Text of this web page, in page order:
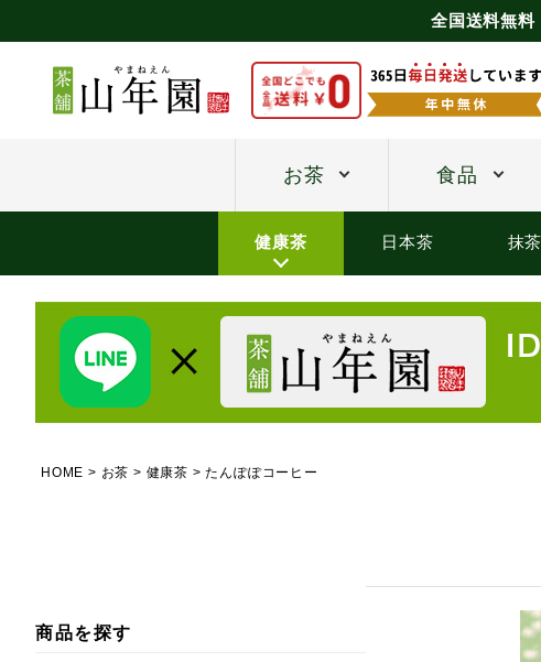
全国送料無
お茶 食品
健康茶 日本茶 抹茶
HOME お茶 健康茶 たんぽぽコーヒー
商品を探す